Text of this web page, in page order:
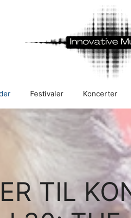
Festivaler Koncerter
TIL